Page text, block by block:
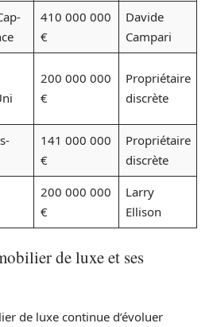
410 000 000
€
Davide
Campari
200 000 000
€
Propriétaire
discrète
141 000 000
€
Propriétaire
discrète
200 000 000
€
Larry
Ellison
de luxe et ses
de luxe continue d’évoluer